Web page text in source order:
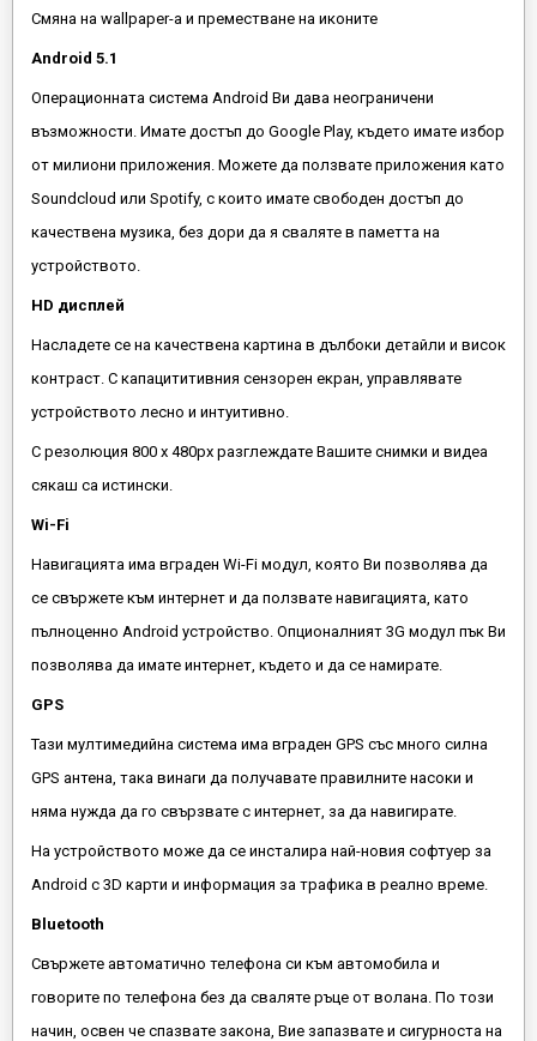
Смяна на wallpaper-а и преместване на иконите
Android 5.1
Операционната система Android Ви дава неограничени
възможности. Имате достъп до Google Play, където имате избор
от милиони приложения. Можете да ползвате приложения като
Soundcloud или Spotify, с които имате свободен достъп до
качествена музика, без дори да я сваляте в паметта на
устройството.
HD дисплей
Насладете се на качествена картина в дълбоки детайли и висок
контраст. С капацититивния сензорен екран, управлявате
устройството лесно и интуитивно.
С резолюция 800 х 480px разглеждате Вашите снимки и видеа
сякаш са истински.
Wi-Fi
Навигацията има вграден Wi-Fi модул, която Ви позволява да
се свържете към интернет и да ползвате навигацията, като
пълноценно Android устройство. Опционалният 3G модул пък Ви
позволява да имате интернет, където и да се намирате.
GPS
Тази мултимедийна система има вграден GPS със много силна
GPS антена, така винаги да получавате правилните насоки и
няма нужда да го свързвате с интернет, за да навигирате.
На устройството може да се инсталира най-новия софтуер за
Android с 3D карти и информация за трафика в реално време.
Bluеtooth
Свържете автоматично телефона си към автомобила и
говорите по телефона без да сваляте ръце от волана. По този
начин, освен че спазвате закона, Вие запазвате и сигурноста на